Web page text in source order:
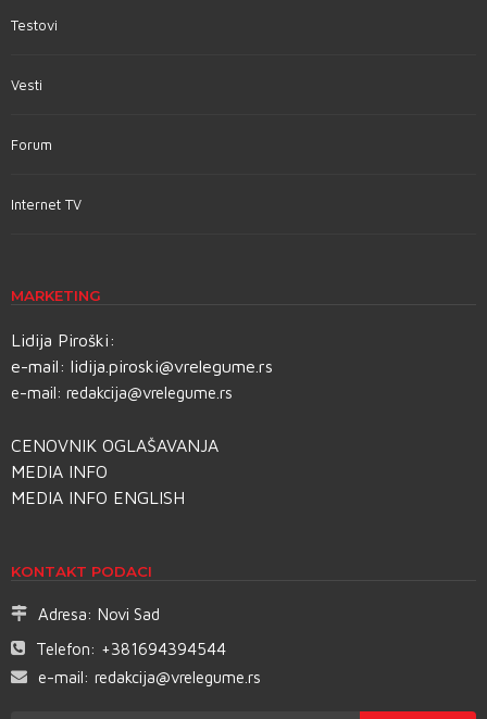
Testovi
Vesti
Forum
Internet TV
MARKETING
Lidija Piroški:
e-mail: lidija.piroski@vrelegume.rs
e-mail: redakcija@vrelegume.rs
CENOVNIK OGLAŠAVANJA
MEDIA INFO
MEDIA INFO ENGLISH
KONTAKT PODACI
Adresa: Novi Sad
Telefon: +381694394544
e-mail: redakcija@vrelegume.rs